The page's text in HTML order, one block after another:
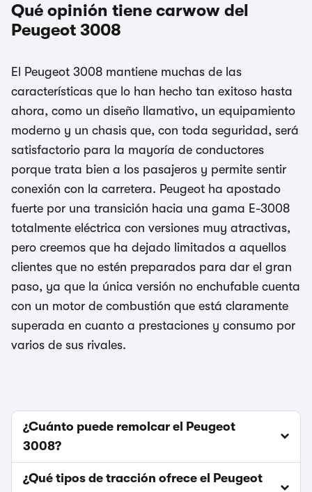
Qué opinión tiene carwow del
Peugeot 3008
El Peugeot 3008 mantiene muchas de las
características que lo han hecho tan exitoso hasta
ahora, como un diseño llamativo, un equipamiento
moderno y un chasis que, con toda seguridad, será
satisfactorio para la mayoría de conductores
porque trata bien a los pasajeros y permite sentir
conexión con la carretera. Peugeot ha apostado
fuerte por una transición hacia una gama E-3008
totalmente eléctrica con versiones muy atractivas,
pero creemos que ha dejado limitados a aquellos
clientes que no estén preparados para dar el gran
paso, ya que la única versión no enchufable cuenta
con un motor de combustión que está claramente
superada en cuanto a prestaciones y consumo por
varios de sus rivales.
¿Cuánto puede remolcar el Peugeot
3008?
¿Qué tipos de tracción ofrece el Peugeot